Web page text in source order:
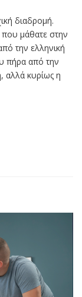
διαδρομή.
που μάθατε στην
την ελληνική
πήρα από την
αλλά κυρίως η